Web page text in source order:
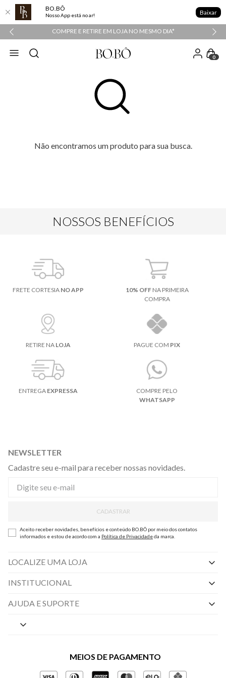
BO.BÔ
Nosso App está no ar! Baixar
COMPRE E RETIRE EM LOJA NO MESMO DIA*
0
Não encontramos um produto para sua busca.
NOSSOS BENEFÍCIOS
FRETE CORTESIA NO APP 10% OFFNA PRIMEIRA
COMPRA
RETIRE NA LOJA PAGUE COM PIX
ENTREGA EXPRESSA
COMPRE PELO
WHATSAPP
NEWSLETTER
Cadastre seu e-mail para receber nossas novidades.
CADASTRAR
Aceito receber novidades, benefícios e conteúdo BO.BÔ por meio dos contatos
informados e estou de acordo com a Política de Privacidadeda marca.
LOCALIZE UMA LOJA
INSTITUCIONAL
Nossas Lojas
Políticas de Privacidade
Gestão de Privacidade
AJUDA E SUPORTE
Central de Preferências
Perguntas frequentes
Regulamentos e Promoções
MEIOS DE PAGAMENTO